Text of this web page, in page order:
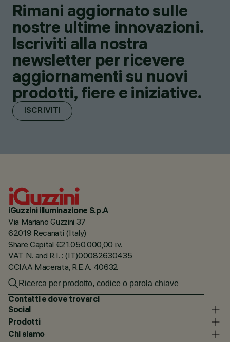
Rimani aggiornato sulle
nostre ultime innovazioni.
Iscriviti alla nostra
newsletter per ricevere
aggiornamenti su nuovi
prodotti, fiere e iniziative.
ISCRIVITI
iGuzzini illuminazione S.p.A
Via Mariano Guzzini 37
62019 Recanati (Italy)
Share Capital €21.050.000,00 i.v.
VAT N. and R.I. : (IT)00082630435
CCIAA Macerata, R.E.A. 40632
Contatti e dove trovarci
Social
Prodotti
Chi siamo